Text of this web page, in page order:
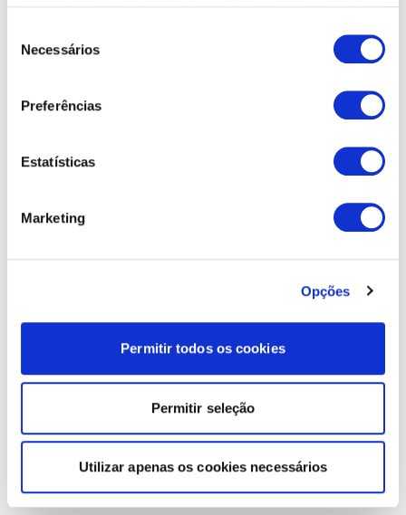
Necessários
Preferências
Estatísticas
Marketing
Opções
Permitir todos os cookies
Permitir seleção
Utilizar apenas os cookies necessários